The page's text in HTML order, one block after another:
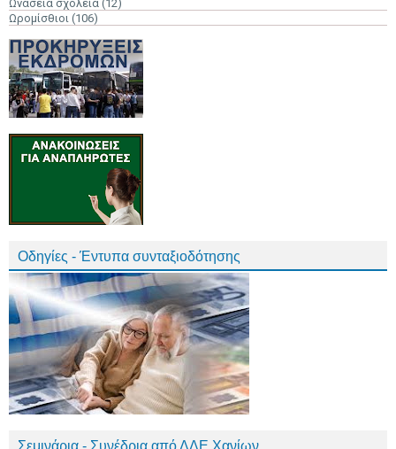
Ωνάσεια σχολεία (12)
Ωρομίσθιοι (106)
Οδηγίες - Έντυπα συνταξιοδότησης
Σεμινάρια - Συνέδρια από ΔΔΕ Χανίων